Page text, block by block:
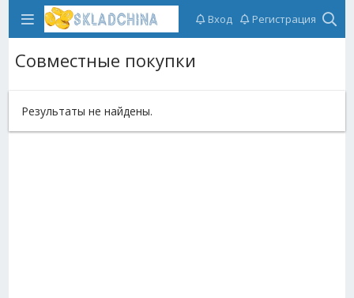
Вход Регистрация
Совместные покупки
Результаты не найдены.